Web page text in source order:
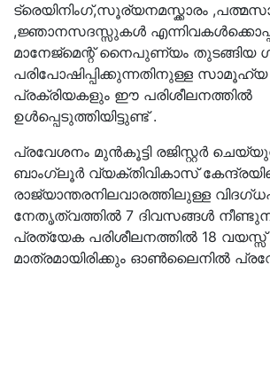
ട്രെയിനിംഗ്,സൂര്യനമസ്ക്കാരം
,ജ്ഞാനസദസ്സുകൾ എന്നിവകൾക്കൊപ്പം
മാനേജ്‌മെന്റ് നൈപുണ്യം
പരിപോഷിപ്പിക്കുന്നതിനുള്ള
പ്രക്രിയകളും ഈ പരിശീലനത്തിൽ
ഉൾപ്പെടുത്തിയിട്ടുണ്ട് .
പ്രവേശനം മുൻകൂട്ടി രജിസ്റ്റർ
ബാംഗ്ലൂർ വ്യക്തിവികാസ്
രാജ്യാന്തരനിലവാരത്തിലുള്ള
നേതൃത്വത്തിൽ 7 ദിവസങ്ങൾ
പ്രത്യേക പരിശീലനത്തിൽ 18
മാത്രമായിരിക്കും ഓൺലൈനിൽ